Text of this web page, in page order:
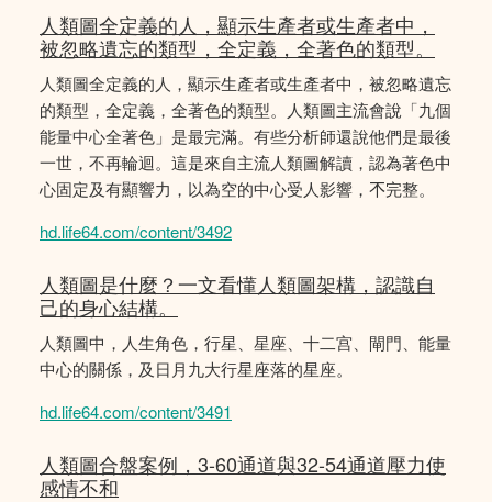
人類圖全定義的人，顯示生產者或生產者中，
被忽略遺忘的類型，全定義，全著色的類型。
人類圖全定義的人，顯示生產者或生產者中，被忽略遺忘
的類型，全定義，全著色的類型。人類圖主流會說「九個
能量中心全著色」是最完滿。有些分析師還說他們是最後
一世，不再輪迴。這是來自主流人類圖解讀，認為著色中
心固定及有顯響力，以為空的中心受人影響，𣎴完整。
hd.life64.com/content/3492
人類圖是什麼？一文看懂人類圖架構，認識自
己的身心結構。
人類圖中，人生角色，行星、星座、十二宫、閘門、能量
中心的關係，及日月九大行星座落的星座。
hd.life64.com/content/3491
人類圖合盤案例，3-60通道與32-54通道壓力使
感情不和